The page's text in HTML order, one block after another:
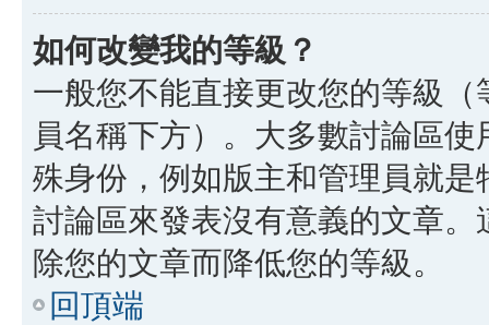
如何改變我的等級？
一般您不能直接更改您的等級
員名稱下方）。大多數討論區
殊身份，例如版主和管理員就
討論區來發表沒有意義的文章
除您的文章而降低您的等級。
回頂端